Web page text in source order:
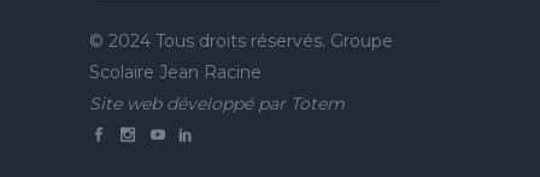
© 2024 Tous droits réservés. Groupe
Scolaire Jean Racine
Site web développé par Totem